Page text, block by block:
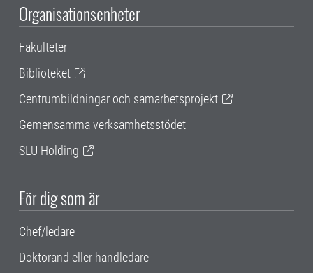
Organisationsenheter
Fakulteter
Biblioteket
Centrumbildningar och samarbetsprojekt
Gemensamma verksamhetsstödet
SLU Holding
För dig som är
Chef/ledare
Doktorand eller handledare